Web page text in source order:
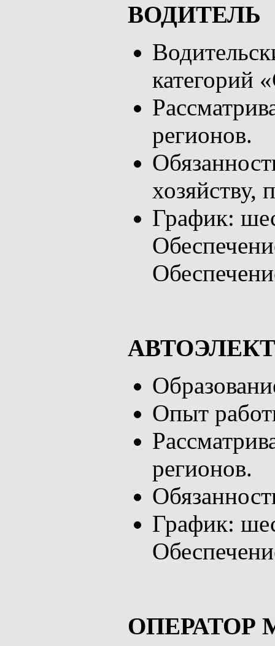
ВОДИТЕЛЬ
категорий
регионов.
хозяйству,
График:
Опыт
регионов.
График: